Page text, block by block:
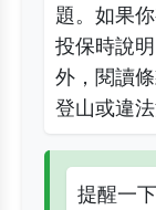
題。如果
投保時說
外，閱讀
登山或違
提醒一